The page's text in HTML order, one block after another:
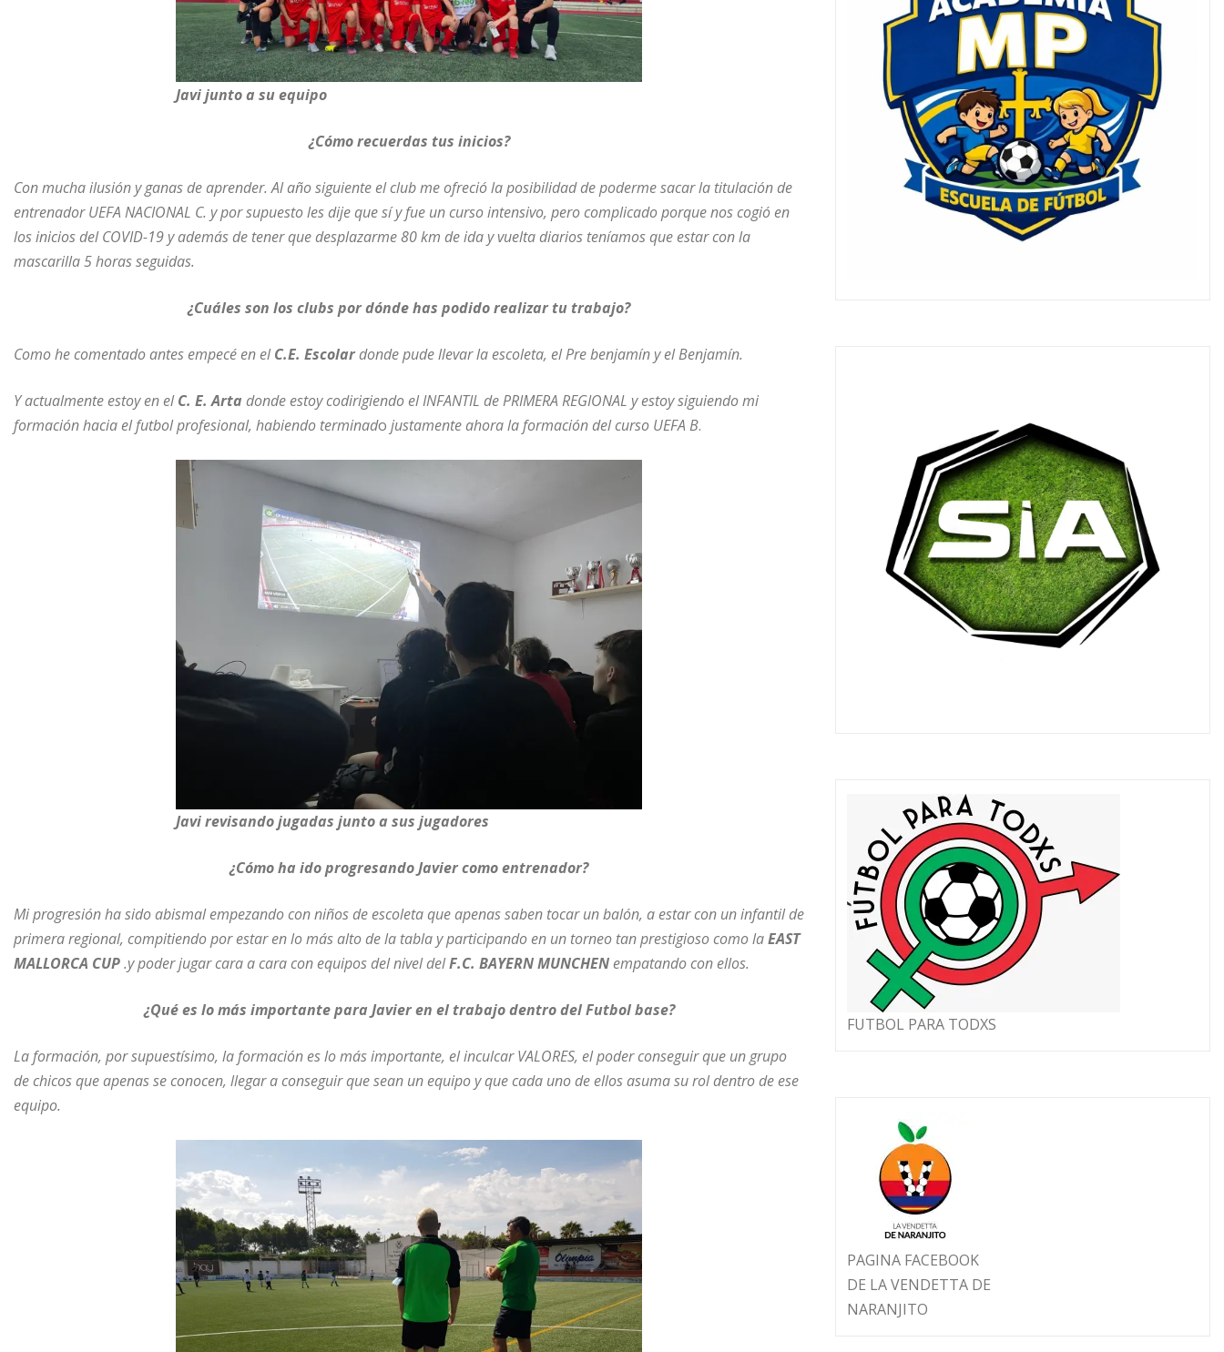
Javi junto a su equipo
¿Cómo recuerdas tus inicios?
Con mucha ilusión y ganas de aprender. Al año siguiente el club me ofreció la posibilidad de poderme sacar la titulación de
entrenador UEFA NACIONAL C. y por supuesto les dije que sí y fue un curso intensivo, pero complicado porque nos cogió en
los inicios del COVID-19 y además de tener que desplazarme 80 km de ida y vuelta diarios teníamos que estar con la
mascarilla 5 horas seguidas.
¿Cuáles son los clubs por dónde has podido realizar tu trabajo?
Como he comentado antes empecé en elC.E. Escolardonde pude llevar la escoleta, el Pre benjamín y el Benjamín.
Y actualmente estoy en elC. E. Arta donde estoy codirigiendo el INFANTIL de PRIMERA REGIONAL y estoy siguiendo mi
formación hacia el futbol profesional, habiendo terminado justamente ahora la formación del curso UEFA B.
Javi revisando jugadas junto a sus jugadores
¿Cómo ha ido progresando Javier como entrenador?
Mi progresión ha sido abismal empezando con niños de escoleta que apenas saben tocar un balón, a estar con un infantil de
primera regional, compitiendo por estar en lo más alto de la tabla y participando en un torneo tan prestigioso como laEAST
MALLORCA CUP.y poder jugar cara a cara con equipos del nivel delF.C. BAYERN MUNCHENempatando con ellos.
¿Qué es lo más importante para Javier en el trabajo dentro del Futbol base?
La formación, por supuestísimo, la formación es lo más importante, el inculcar VALORES, el poder conseguir que un grupo
de chicos que apenas se conocen, llegar a conseguir que sean un equipo y que cada uno de ellos asuma su rol dentro de ese
equipo.
FUTBOL PARA TODXS
PAGINA FACEBOOK
DE LA VENDETTA DE
NARANJITO